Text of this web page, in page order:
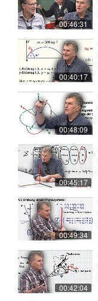
00:46:31
00:40:17
00:48:09
00:45:17
00:49:34
00:42:04